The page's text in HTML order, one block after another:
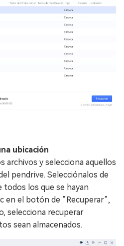
ubicación
archivos y selecciona aquellos
pendrive. Selecciónalos de
todos los que se hayan
en el botón de “Recuperar”,
selecciona recuperar
sean almacenados.